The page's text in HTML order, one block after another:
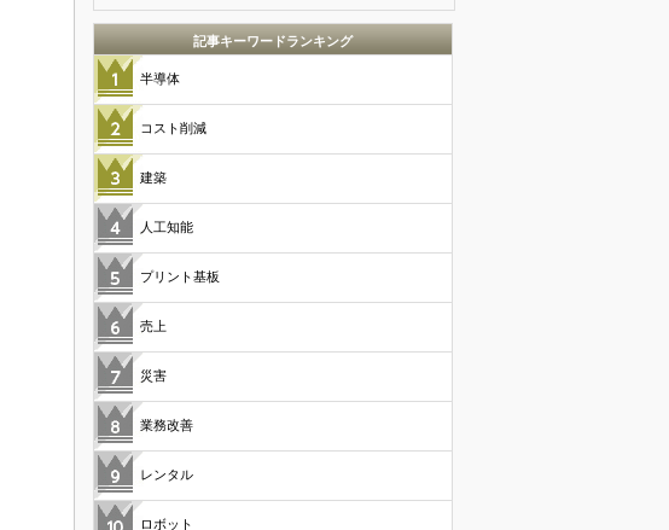
記事キーワードランキング
半導体
コスト削減
建築
人工知能
プリント基板
売上
災害
業務改善
レンタル
ロボット